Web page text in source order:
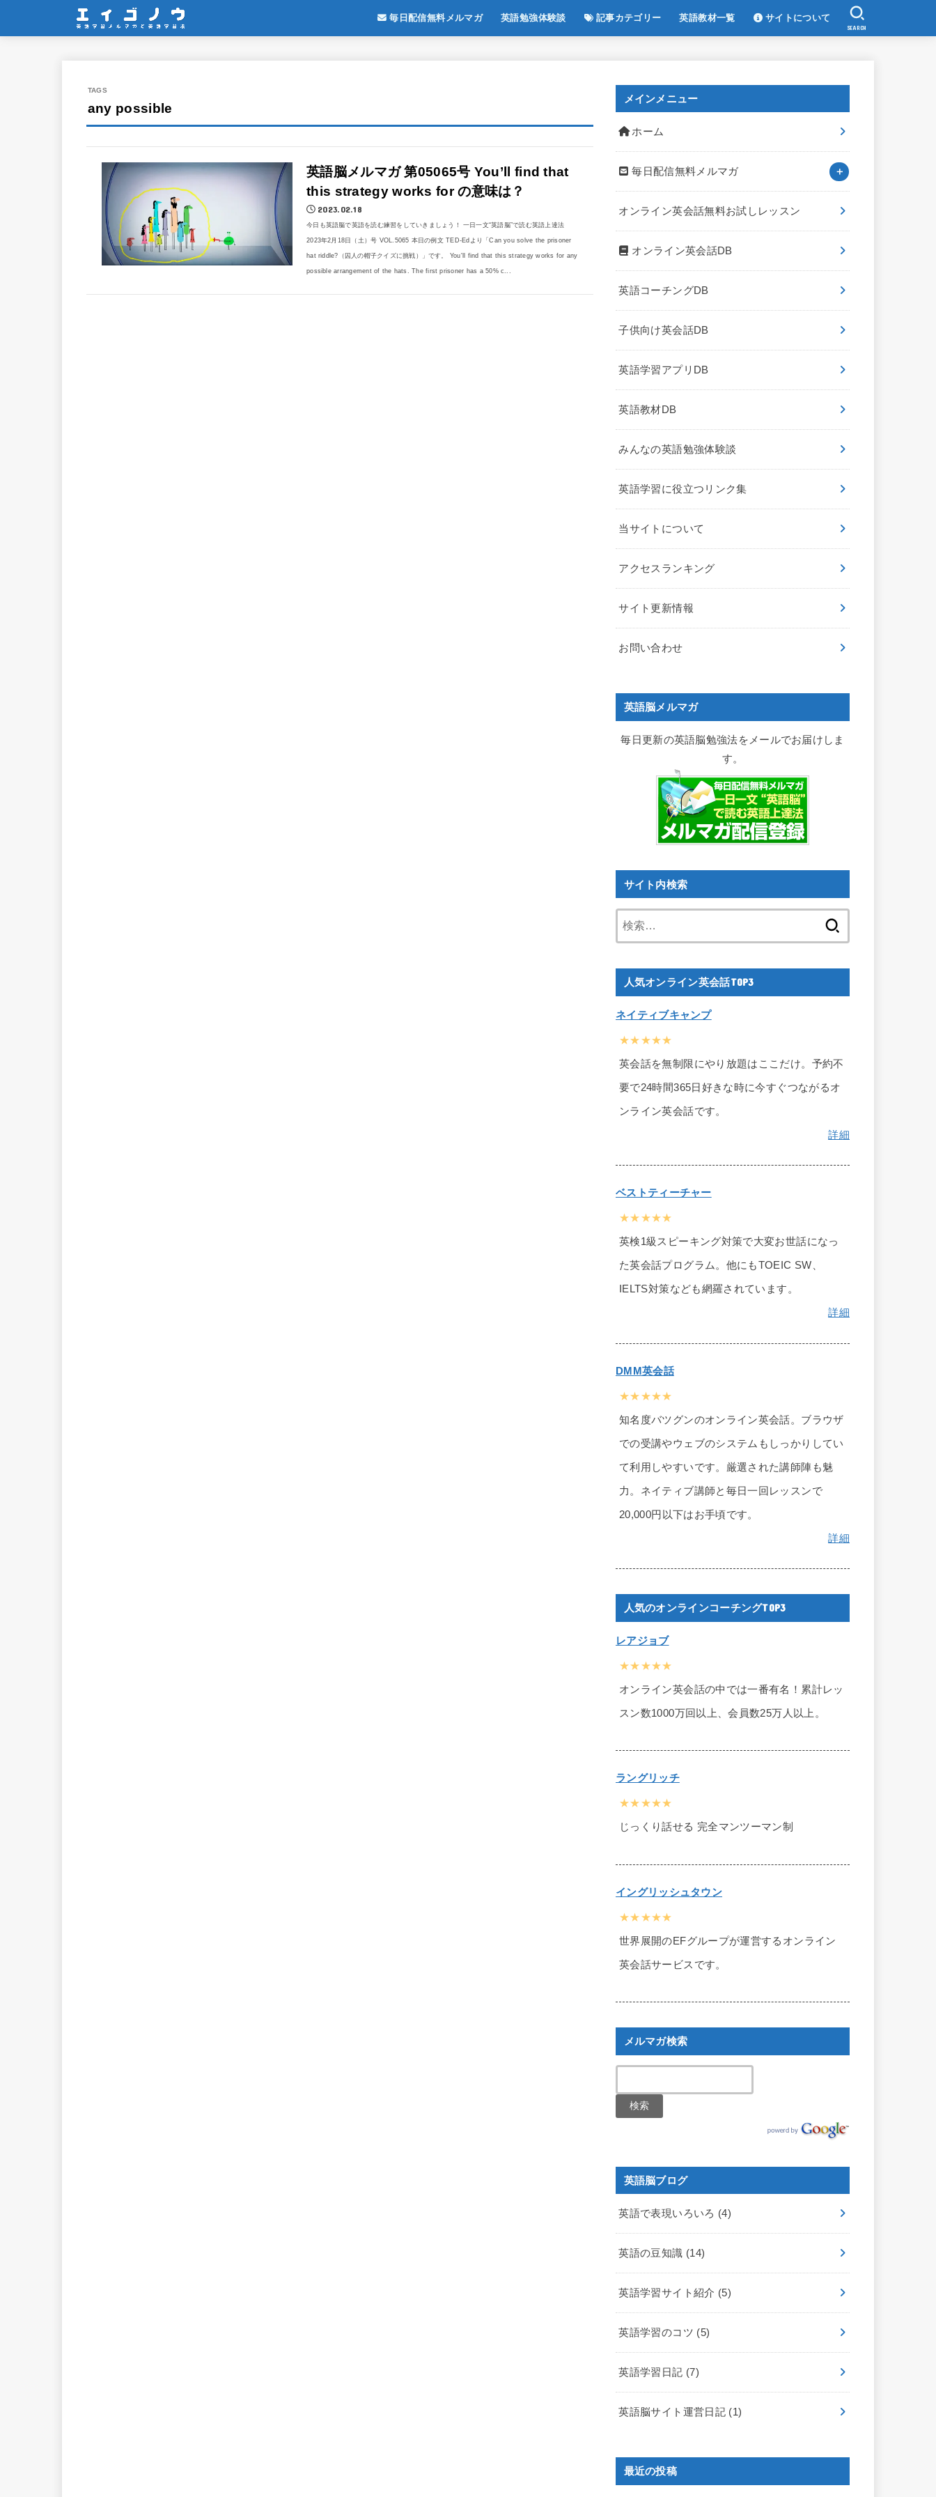
毎日配信無料メルマガ 英語勉強体験談 記事カテゴリー 英語教材一覧 サイトについて
SEARCH
any possible
英語脳メルマガ 第05065号 You’ll find that
this strategy works for の意味は？
2023.02.18
今日も英語脳で英語を読む練習をしていきましょう！ 一日一文“英語脳”で読む英語上達法
2023年2月18日（土）号 VOL.5065 本日の例文 TED-Edより「Can you solve the prisoner
hat riddle?（囚人の帽子クイズに挑戦）」です。 You'll find that this strategy works for any
possible arrangement of the hats. The first prisoner has a 50% c...
メインメニュー
ホーム
毎日配信無料メルマガ
オンライン英会話無料お試しレッスン
オンライン英会話DB
英語コーチングDB
子供向け英会話DB
英語学習アプリDB
英語教材DB
みんなの英語勉強体験談
英語学習に役立つリンク集
当サイトについて
アクセスランキング
サイト更新情報
お問い合わせ
英語脳メルマガ
毎日更新の英語脳勉強法をメールでお届けしま
す。
サイト内検索
人気オンライン英会話TOP3
ネイティブキャンプ
★★★★★
英会話を無制限にやり放題はここだけ。予約不
要で24時間365日好きな時に今すぐつながるオ
ンライン英会話です。
詳細
ベストティーチャー
★★★★★
英検1級スピーキング対策で大変お世話になっ
た英会話プログラム。他にもTOEIC SW、
IELTS対策なども網羅されています。
詳細
DMM英会話
★★★★★
知名度バツグンのオンライン英会話。ブラウザ
での受講やウェブのシステムもしっかりしてい
て利用しやすいです。厳選された講師陣も魅
力。ネイティブ講師と毎日一回レッスンで
20,000円以下はお手頃です。
詳細
人気のオンラインコーチングTOP3
レアジョブ
★★★★★
オンライン英会話の中では一番有名！累計レッ
スン数1000万回以上、会員数25万人以上。
ラングリッチ
★★★★★
じっくり話せる 完全マンツーマン制
イングリッシュタウン
★★★★★
世界展開のEFグループが運営するオンライン
英会話サービスです。
メルマガ検索
英語脳ブログ
英語で表現いろいろ (4)
英語の豆知識 (14)
英語学習サイト紹介 (5)
英語学習のコツ (5)
英語学習日記 (7)
英語脳サイト運営日記 (1)
最近の投稿